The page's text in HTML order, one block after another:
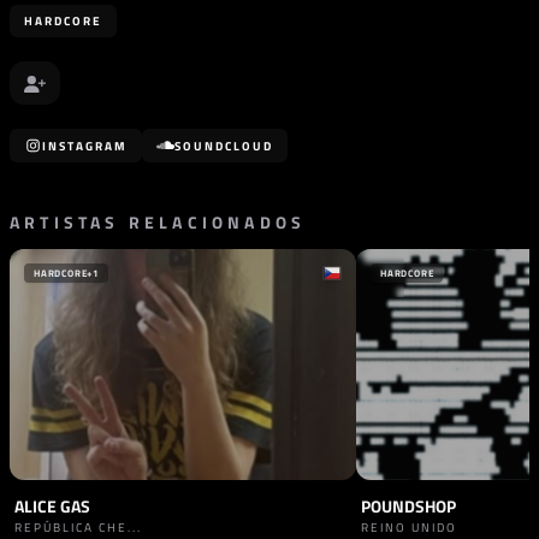
HARDCORE
INSTAGRAM SOUNDCLOUD
ARTISTAS RELACIONADOS
HARDCORE+1
ALICE GAS
REPÚBLICA CHE...
HARDCORE
POUNDSHOP
REINO UNIDO